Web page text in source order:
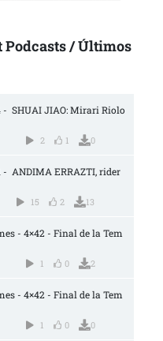
Podcasts / Últimos
SHUAI JIAO: Mirari Riolo
2 1 0
ANDIMA ERRAZTI, rider
15 2 13
- 4×42 - Final de la Tem
1 0 2
- 4×42 - Final de la Tem
1 0 0